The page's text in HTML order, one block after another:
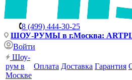
8 (499) 444-30-25
ШОУ-РУМЫ в г.Москва:
Войти
Шоу-
рум в
Москве
Оплата Доставка Гарантия